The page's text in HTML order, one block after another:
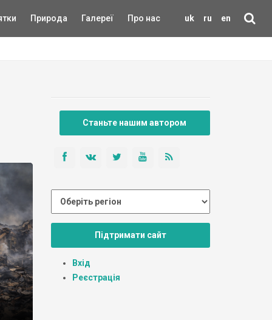
uk ru en
Природа Галереї Про нас
Станьте нашим автором
Підтримати сайт
Вхід
Реєстрація